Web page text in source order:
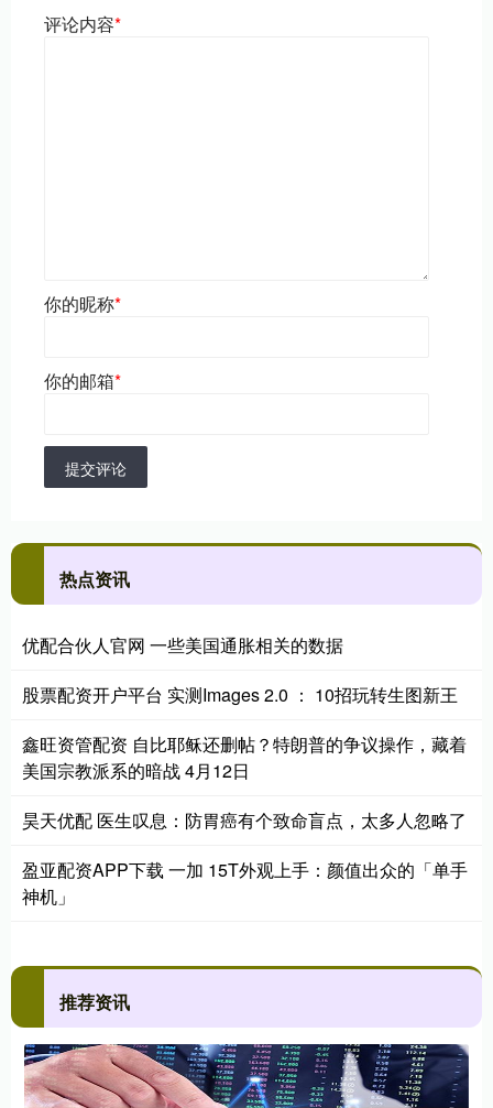
评论内容*
你的昵称*
你的邮箱*
提交评论
热点资讯
优配合伙人官网 一些美国通胀相关的数据
股票配资开户平台 实测Images 2.0 ： 10招玩转生图新王
鑫旺资管配资 自比耶稣还删帖？特朗普的争议操作，藏着
美国宗教派系的暗战 4月12日
昊天优配 医生叹息：防胃癌有个致命盲点，太多人忽略了
盈亚配资APP下载 一加 15T外观上手：颜值出众的「单手
神机」
推荐资讯